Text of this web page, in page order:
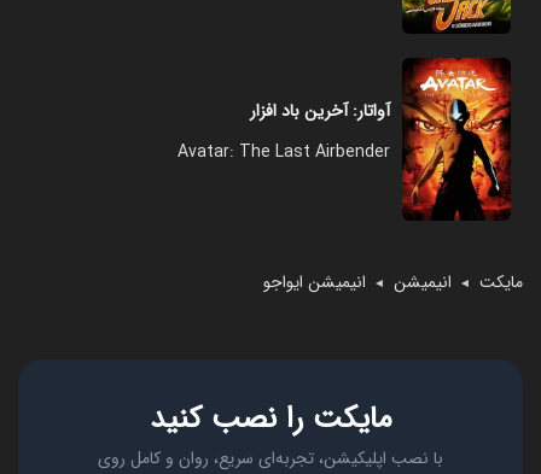
آواتار: آخرین باد افزار
Avatar: The Last Airbender
مایکت ◄ انیمیشن ◄ انیمیشن ایواجو
مایکت را نصب کنید
با نصب اپلیکیشن، تجربه‌ای سریع، روان و کامل روی